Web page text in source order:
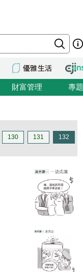
財富管理 專題
130 131 132